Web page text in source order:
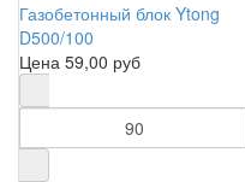
Газобетонный блок Ytong
D500/100
Цена 59,00 руб